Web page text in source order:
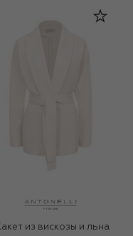
из вискозы и льна